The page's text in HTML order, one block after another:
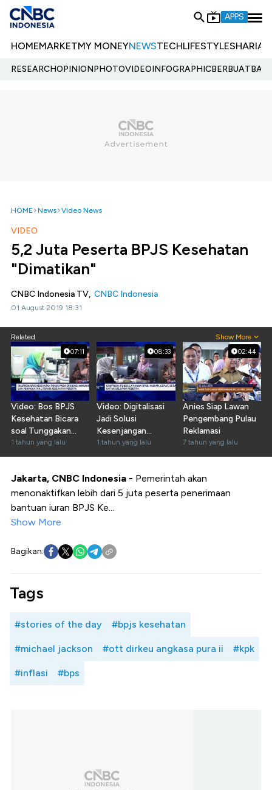
APPS
HOMEMARKETMY MONEYNEWSTECHLIFESTYLESHARIA
RESEARCHOPINIONPHOTOVIDEOINFOGRAPHIC
HOME News Video News
VIDEO
5,2 Juta Peserta BPJS Kesehatan
"Dimatikan"
CNBC Indonesia TV, CNBC Indonesia
01 August 2019 18:31
Related Show More
07:11
Video: Bos BPJS
Kesehatan Bicara
soal Tunggakan
Iuran - Inflasi Medis
1 tahun yang lalu
08:33
Video: Digitalisasi
Jadi Solusi
Kesenjangan
Layanan Kesehatan
RI
1 tahun yang lalu
02:44
Anies Siap Lawan
Pengembang Pulau
Reklamasi
7 tahun yang lalu
Jakarta, CNBC Indonesia - Pemerintah akan
menonaktifkan lebih dari 5 juta peserta penerimaan
bantuan iuran BPJS Ke...
Show More
Bagikan:
Tags
#stories of the day #bpjs kesehatan
#michael jackson #ott dirkeu angkasa pura ii #kpk
#inflasi #bps